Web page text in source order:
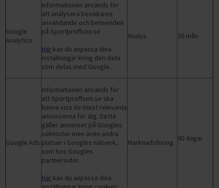
Google
Analytics
Informationen används för
att analysera besökares
användande och beteenden
på Sportproffsen.se
Här kan du anpassa dina
inställningar kring den data
som delas med Google.
Analys 26 mån
Google Ads
Informationen används för
att Sportproffsen.se ska
kunna visa de mest relevanta
annonserna för dig. Detta
gäller annonser på Googles
sökmotor men även andra
platser i Googles nätverk,
som hos Googles
partnersidor.
Här kan du anpassa dina
Marknadsföring 90 dagar